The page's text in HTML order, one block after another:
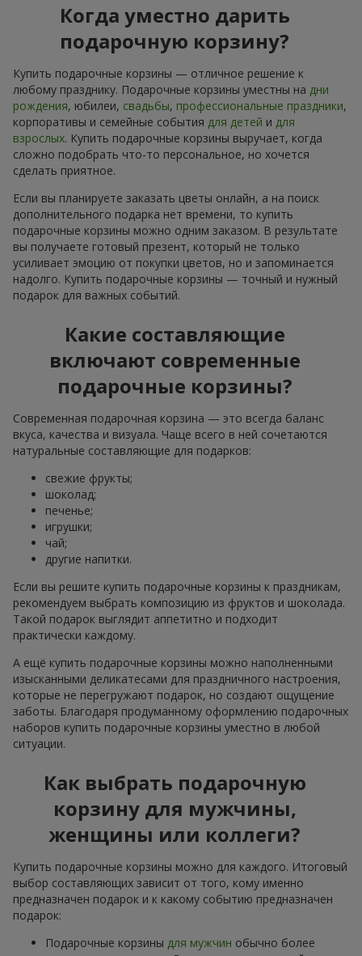
Когда уместно дарить
подарочную корзину?
Купить подарочные корзины — отличное решение к
любому празднику. Подарочные корзины уместны на дни
рождения, юбилеи, свадьбы, профессиональные праздники,
корпоративы и семейные события для детей и для
взрослых. Купить подарочные корзины выручает, когда
сложно подобрать что-то персональное, но хочется
сделать приятное.
Если вы планируете заказать цветы онлайн, а на поиск
дополнительного подарка нет времени, то купить
подарочные корзины можно одним заказом. В результате
вы получаете готовый презент, который не только
усиливает эмоцию от покупки цветов, но и запоминается
надолго. Купить подарочные корзины — точный и нужный
подарок для важных событий.
Какие составляющие
включают современные
подарочные корзины?
Современная подарочная корзина — это всегда баланс
вкуса, качества и визуала. Чаще всего в ней сочетаются
натуральные составляющие для подарков:
свежие фрукты;
шоколад;
печенье;
игрушки;
чай;
другие напитки.
Если вы решите купить подарочные корзины к праздникам,
рекомендуем выбрать композицию из фруктов и шоколада.
Такой подарок выглядит аппетитно и подходит
практически каждому.
А ещё купить подарочные корзины можно наполненными
изысканными деликатесами для праздничного настроения,
которые не перегружают подарок, но создают ощущение
заботы. Благодаря продуманному оформлению подарочных
наборов купить подарочные корзины уместно в любой
ситуации.
Как выбрать подарочную
корзину для мужчины,
женщины или коллеги?
Купить подарочные корзины можно для каждого. Итоговый
выбор составляющих зависит от того, кому именно
предназначен подарок и к какому событию предназначен
подарок:
Подарочные корзины для мужчин обычно более